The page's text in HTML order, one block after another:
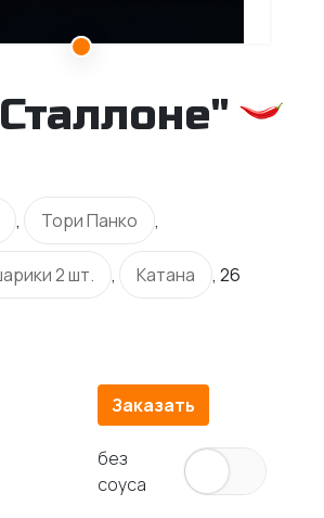
, Тори Панко ,
2 шт. , Катана , 26
Заказать
без
соуса